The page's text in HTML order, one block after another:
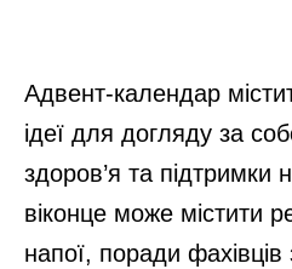
Адвент-календар
ідеї для догляду за
здоров’я та підтримки
віконце може містити
напої, поради фахівців